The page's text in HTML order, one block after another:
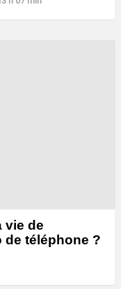
vie de
de téléphone ?